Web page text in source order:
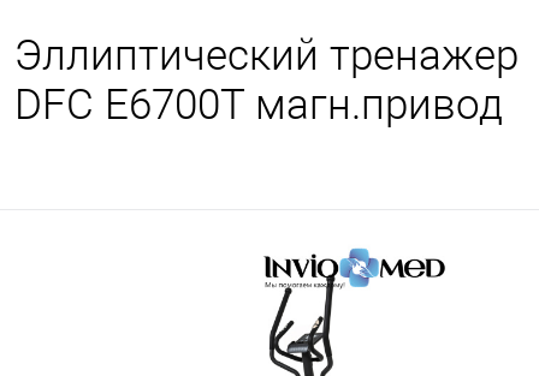
Эллиптический тренажер
DFC E6700T магн.привод